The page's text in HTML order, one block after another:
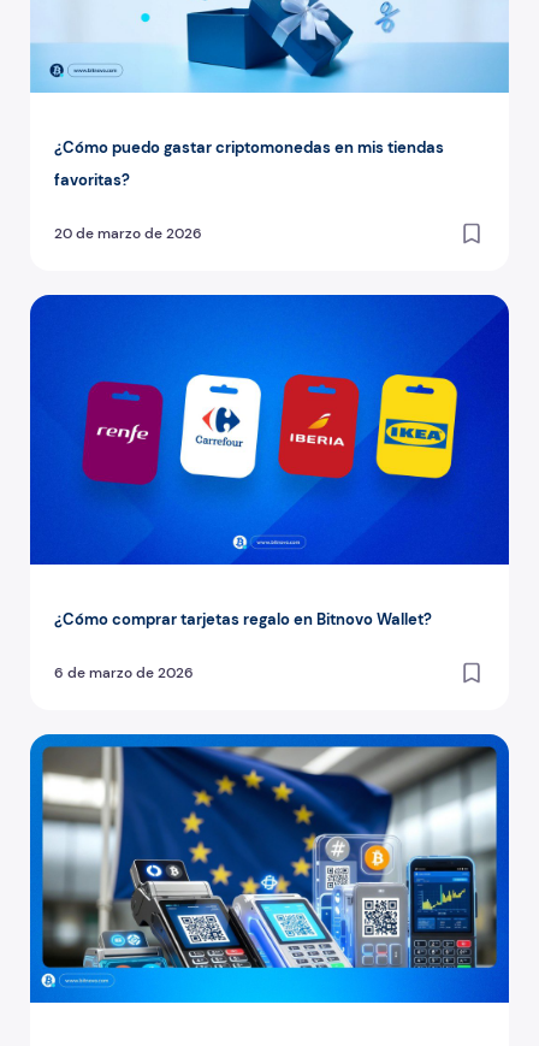
¿Cómo puedo gastar criptomonedas en mis tiendas
favoritas?
20 de marzo de 2026
¿Cómo comprar tarjetas regalo en Bitnovo Wallet?
6 de marzo de 2026
¿Cómo comprar tarjetas regalo en Bitnovo Wallet?
Pasarelas de pago cripto en España: comparativa 2026